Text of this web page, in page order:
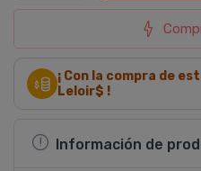
¡ Con la compra de
Leloir$ !
Información de